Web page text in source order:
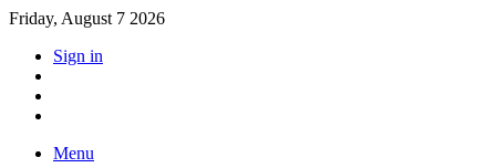
Friday, August 7 2026
Sign in
Menu